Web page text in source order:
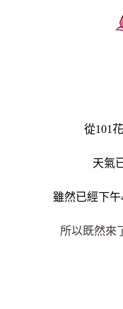
從101
天氣
雖然已經下午
所以既然來